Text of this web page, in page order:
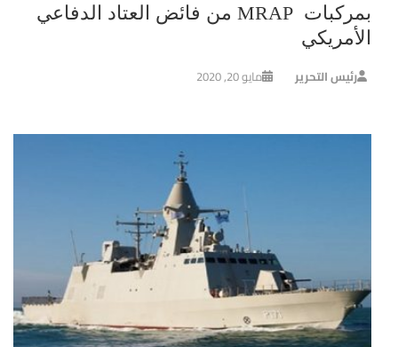
بمركبات MRAP من فائض العتاد الدفاعي
الأمريكي
رئيس التحرير مايو 20, 2020